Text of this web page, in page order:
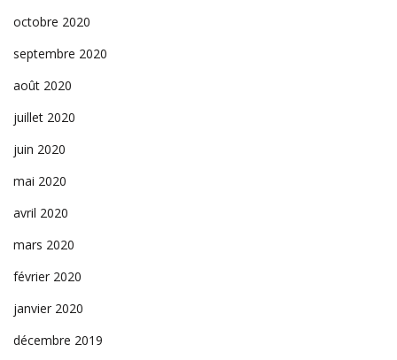
octobre 2020
septembre 2020
août 2020
juillet 2020
juin 2020
mai 2020
avril 2020
mars 2020
février 2020
janvier 2020
décembre 2019